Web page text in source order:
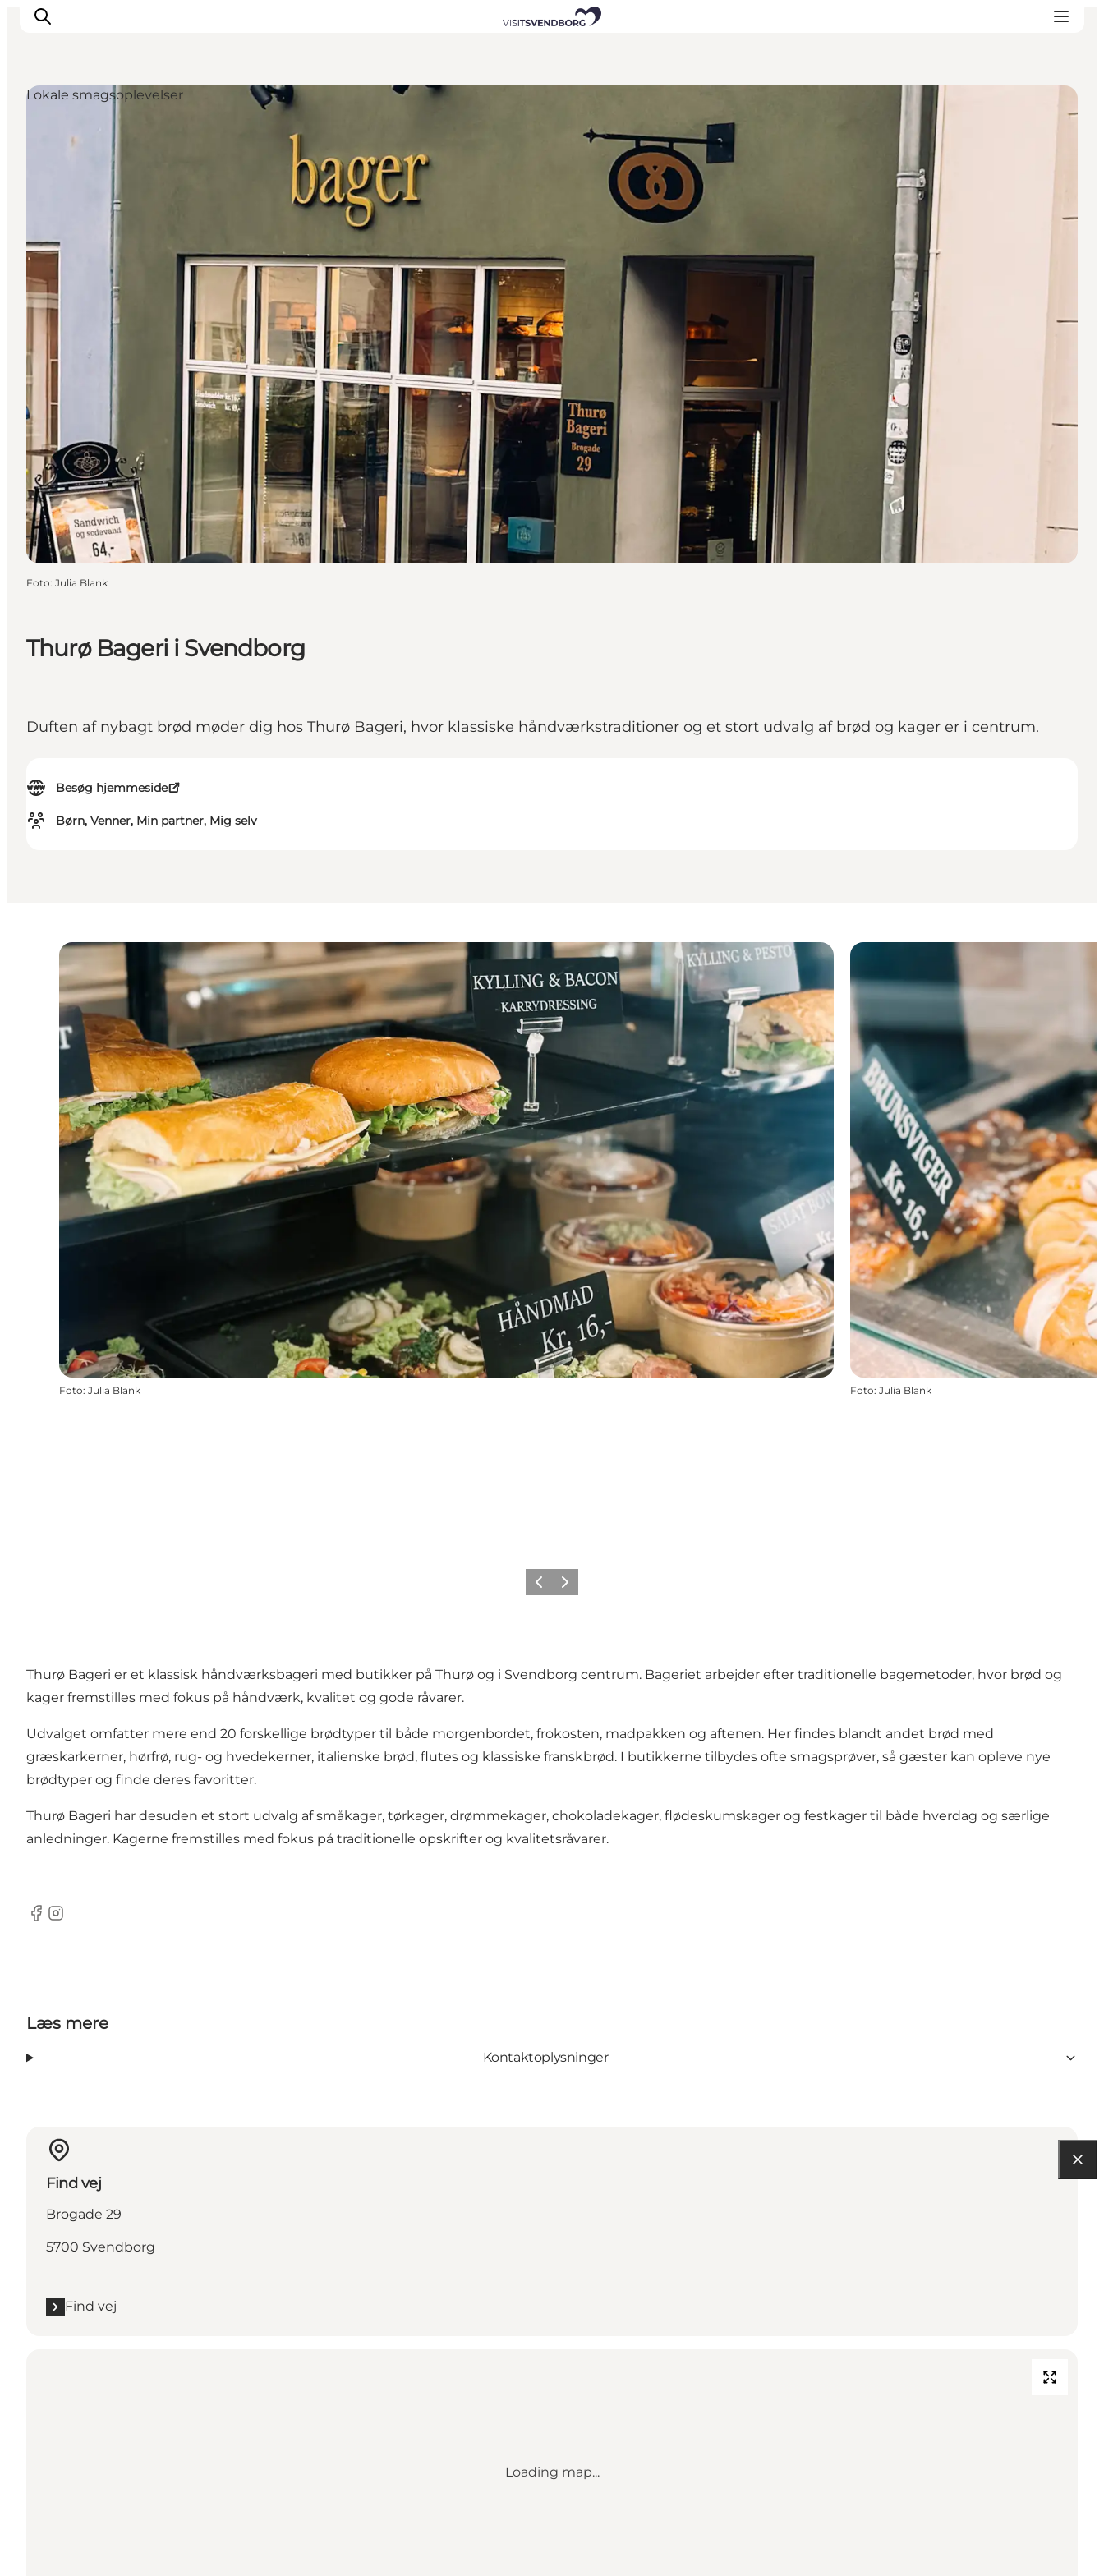
Oplev kultur & natur
Det sker i Svendborg
Spis og drik
handelsbyen Svendborg
Overnatning
Planlæg din tur
Thurø Bageri i Svendborg
Duften af nybagt brød møder dig hos Thurø Bageri, hvor klassiske håndværkstraditioner og et stort udvalg af brød og kager er i centrum.
Besøg hjemmeside
Børn, Venner, Min partner, Mig selv
Lokale smagsoplevelser
Foto: Julia Blank
Foto: Julia Blank Foto: Julia Blank
Forrige billede
Næste billede
Thurø Bageri er et klassisk håndværksbageri med butikker på Thurø og i Svendborg centrum. Bageriet arbejder efter traditionelle bagemetoder, hvor brød og
kager fremstilles med fokus på håndværk, kvalitet og gode råvarer.
Udvalget omfatter mere end 20 forskellige brødtyper til både morgenbordet, frokosten, madpakken og aftenen. Her findes blandt andet brød med
græskarkerner, hørfrø, rug- og hvedekerner, italienske brød, flutes og klassiske franskbrød. I butikkerne tilbydes ofte smagsprøver, så gæster kan opleve nye
brødtyper og finde deres favoritter.
Thurø Bageri har desuden et stort udvalg af småkager, tørkager, drømmekager, chokoladekager, flødeskumskager og festkager til både hverdag og særlige
anledninger. Kagerne fremstilles med fokus på traditionelle opskrifter og kvalitetsråvarer.
Facebook
Instagram
Læs mere
Kontaktoplysninger
Find vej
Brogade 29
5700 Svendborg
Find vej
Loading map...